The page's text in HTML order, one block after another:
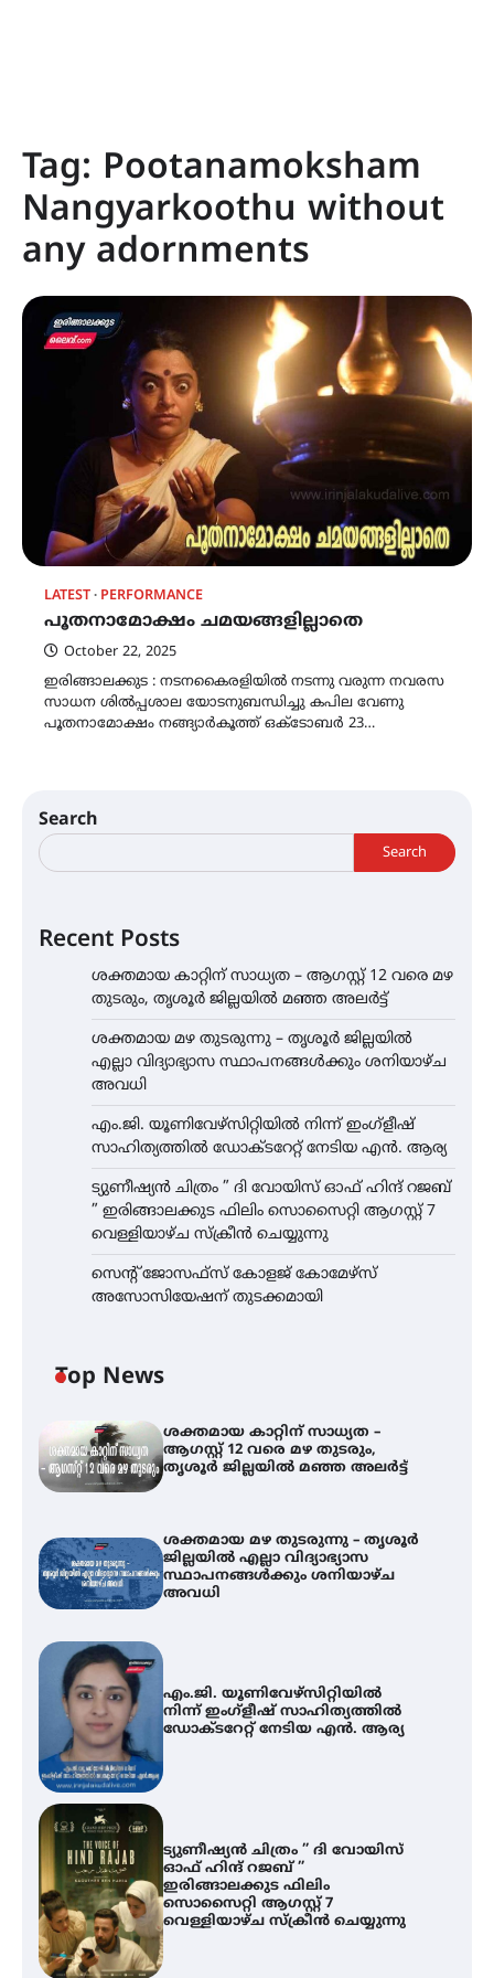
Tag: Pootanamoksham
Nangyarkoothu without
any adornments
LATEST PERFORMANCE
പൂതനാമോക്ഷം ചമയങ്ങളില്ലാതെ
October 22, 2025
ഇരിങ്ങാലക്കുട : നടനകൈരളിയിൽ നടന്നു വരുന്ന നവരസ
സാധന ശിൽപ്പശാല യോടനുബന്ധിച്ചു കപില വേണു
പൂതനാമോക്ഷം നങ്ങ്യാർകൂത്ത് ഒക്ടോബർ 23…
Search
Search
Recent Posts
ശക്തമായ കാറ്റിന് സാധ്യത – ആഗസ്റ്റ് 12 വരെ മഴ
തുടരും, തൃശൂർ ജില്ലയിൽ മഞ്ഞ അലർട്ട്
ശക്തമായ മഴ തുടരുന്നു – തൃശൂർ ജില്ലയിൽ
എല്ലാ വിദ്യാഭ്യാസ സ്ഥാപനങ്ങൾക്കും ശനിയാഴ്ച
അവധി
എം.ജി. യൂണിവേഴ്‌സിറ്റിയിൽ നിന്ന് ഇംഗ്ളീഷ്
സാഹിത്യത്തിൽ ഡോക്ടറേറ്റ് നേടിയ എൻ. ആര്യ
ട്യുണീഷ്യൻ ചിത്രം ” ദി വോയിസ് ഓഫ് ഹിന്ദ് റജബ്
” ഇരിങ്ങാലക്കുട ഫിലിം സൊസൈറ്റി ആഗസ്റ്റ് 7
വെള്ളിയാഴ്ച സ്‌ക്രീൻ ചെയ്യുന്നു
സെന്റ് ജോസഫ്സ് കോളജ് കോമേഴ്‌സ്
അസോസിയേഷന് തുടക്കമായി
Top News
ശക്തമായ കാറ്റിന് സാധ്യത –
ആഗസ്റ്റ് 12 വരെ മഴ തുടരും,
തൃശൂർ ജില്ലയിൽ മഞ്ഞ അലർട്ട്
ശക്തമായ മഴ തുടരുന്നു – തൃശൂർ
ജില്ലയിൽ എല്ലാ വിദ്യാഭ്യാസ
സ്ഥാപനങ്ങൾക്കും ശനിയാഴ്ച
അവധി
എം.ജി. യൂണിവേഴ്‌സിറ്റിയിൽ
നിന്ന് ഇംഗ്ളീഷ് സാഹിത്യത്തിൽ
ഡോക്ടറേറ്റ് നേടിയ എൻ. ആര്യ
ട്യുണീഷ്യൻ ചിത്രം ” ദി വോയിസ്
ഓഫ് ഹിന്ദ് റജബ് ”
ഇരിങ്ങാലക്കുട ഫിലിം
സൊസൈറ്റി ആഗസ്റ്റ് 7
വെള്ളിയാഴ്ച സ്‌ക്രീൻ ചെയ്യുന്നു